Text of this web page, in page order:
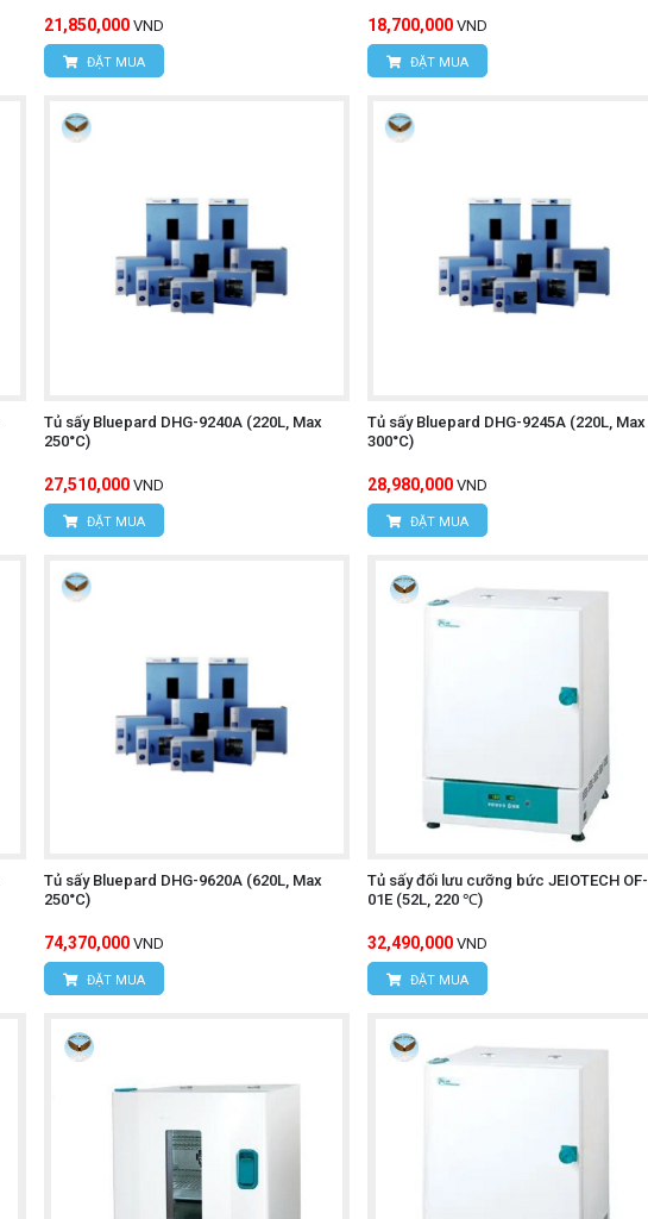
21,850,000 VND
ĐẶT MUA
18,700,000 VND
ĐẶT MUA
Tủ sấy Bluepard DHG-9240A (220L, Max
250°C)
27,510,000 VND
ĐẶT MUA
Tủ sấy Bluepard DHG-9245A (220L, Max
300°C)
28,980,000 VND
ĐẶT MUA
Tủ sấy Bluepard DHG-9620A (620L, Max
250°C)
74,370,000 VND
ĐẶT MUA
Tủ sấy đối lưu cưỡng bức JEIOTECH OF-
01E (52L, 220 ℃)
32,490,000 VND
ĐẶT MUA